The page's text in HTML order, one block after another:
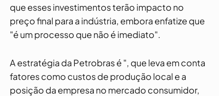
que esses investimentos terão impacto no
preço final para a indústria, embora enfatize que
"é um processo que não é imediato".
A estratégia da Petrobras é ", que leva em conta
fatores como custos de produção local e a
posição da empresa no mercado consumidor,